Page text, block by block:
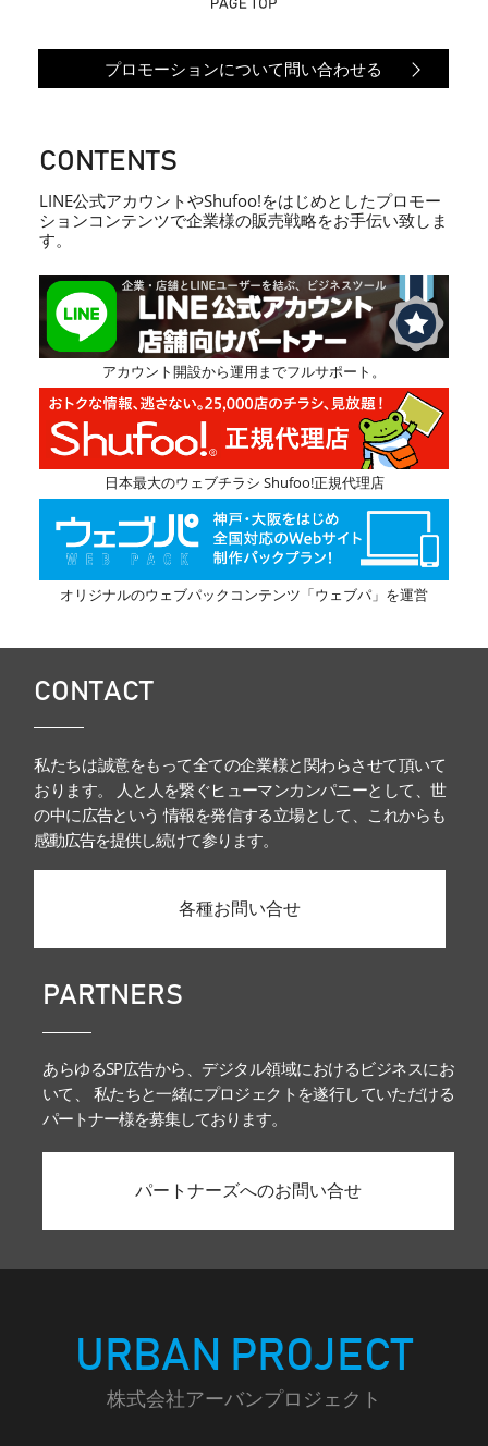
プロモーションについて問い合わせる
CONTENTS
LINE公式アカウントやShufoo!をはじめとしたプロモー
ションコンテンツで企業様の販売戦略をお手伝い致しま
す。
アカウント開設から運用までフルサポート。
日本最大のウェブチラシ Shufoo!正規代理店
オリジナルのウェブパックコンテンツ「ウェブパ」を運営
CONTACT
私たちは誠意をもって全ての企業様と関わらさせて頂いて
おります。 人と人を繋ぐヒューマンカンパニーとして、世
の中に広告という 情報を発信する立場として、これからも
感動広告を提供し続けて参ります。
各種お問い合せ
PARTNERS
あらゆるSP広告から、デジタル領域におけるビジネスにお
いて、 私たちと一緒にプロジェクトを遂行していただける
パートナー様を募集しております。
パートナーズへのお問い合せ
URBAN PROJECT
株式会社アーバンプロジェクト